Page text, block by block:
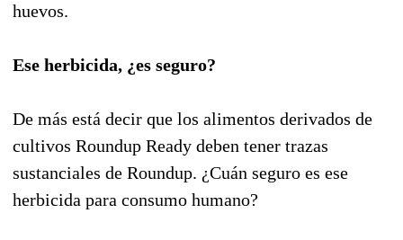
huevos.
Ese herbicida, ¿es seguro?
De más está decir que los alimentos derivados de
cultivos Roundup Ready deben tener trazas
sustanciales de Roundup. ¿Cuán seguro es ese
herbicida para consumo humano?